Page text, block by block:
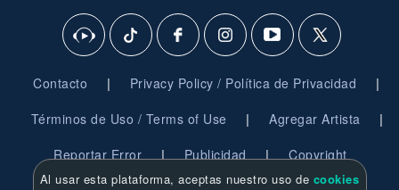
Contacto | Privacy Policy / Política de Privacidad |
Términos de Uso / Terms of Use | Agregar Artista |
Reportar Error | Publicidad | Copyright
Al usar esta plataforma, aceptas nuestro uso de cookies